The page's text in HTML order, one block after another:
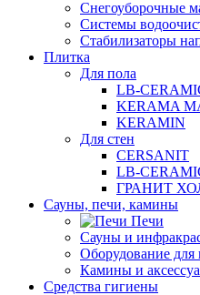
Снегоуборочные
Системы
Стабилизаторы
Плитка
Для пола
LB-
KERAMA
KERAMIN
Для стен
CERSANIT
LB-
ГРАНИТ
Сауны, печи, камины
Печи
Сауны и
Оборудование для
Камины и
Средства гигиены